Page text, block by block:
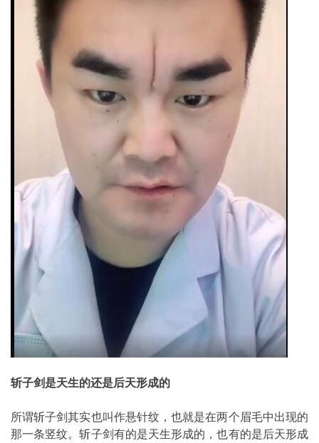
斩子剑是天生的还是后天形成的
所谓斩子剑其实也叫作悬针纹，也就是在两个眉毛中出现的
那一条竖纹。斩子剑有的是天生形成的，也有的是后天形成